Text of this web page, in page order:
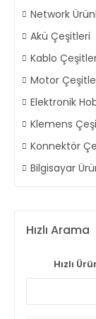
Network
Akü Çeşitleri
Kablo
Motor
Elektronik
Klemens
Konnektör
Bilgisayar
Hızlı Arama
Hızlı